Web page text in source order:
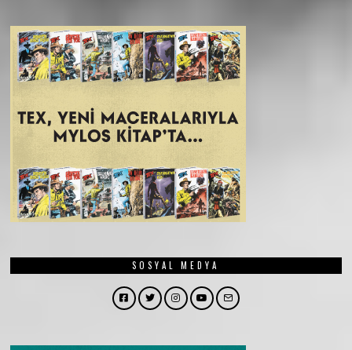
SOSYAL MEDYA
Facebook
TwitterInstagram
YouTubeEmail